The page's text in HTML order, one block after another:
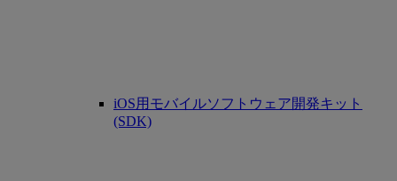
iOS用モバイルソフトウェア開発キット
(SDK)